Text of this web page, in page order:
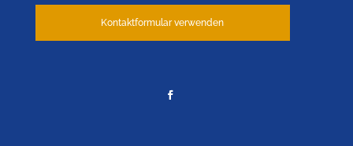
Kontaktformular verwenden